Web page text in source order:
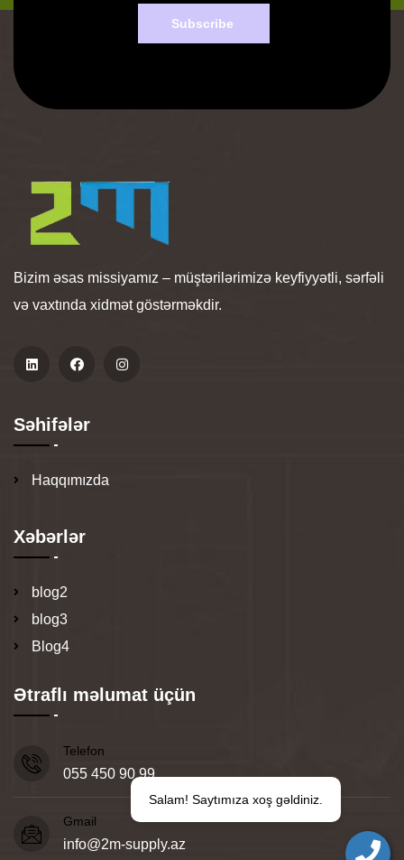
Subscribe
Bizim əsas missiyamız – müştərilərimizə keyfiyyətli, sərfəli
və vaxtında xidmət göstərməkdir.
Səhifələr
Haqqımızda
Xəbərlər
blog2
blog3
Blog4
Ətraflı məlumat üçün
Telefon
055 450 90 99
Gmail
info@2m-supply.az
Salam! Saytımıza xoş gəldiniz.